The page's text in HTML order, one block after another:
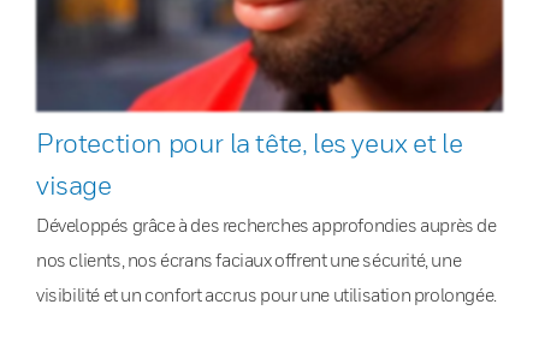
Protection pour la tête, les yeux et le
visage
Développés grâce à des recherches approfondies auprès de
nos clients, nos écrans faciaux offrent une sécurité, une
visibilité et un confort accrus pour une utilisation prolongée.